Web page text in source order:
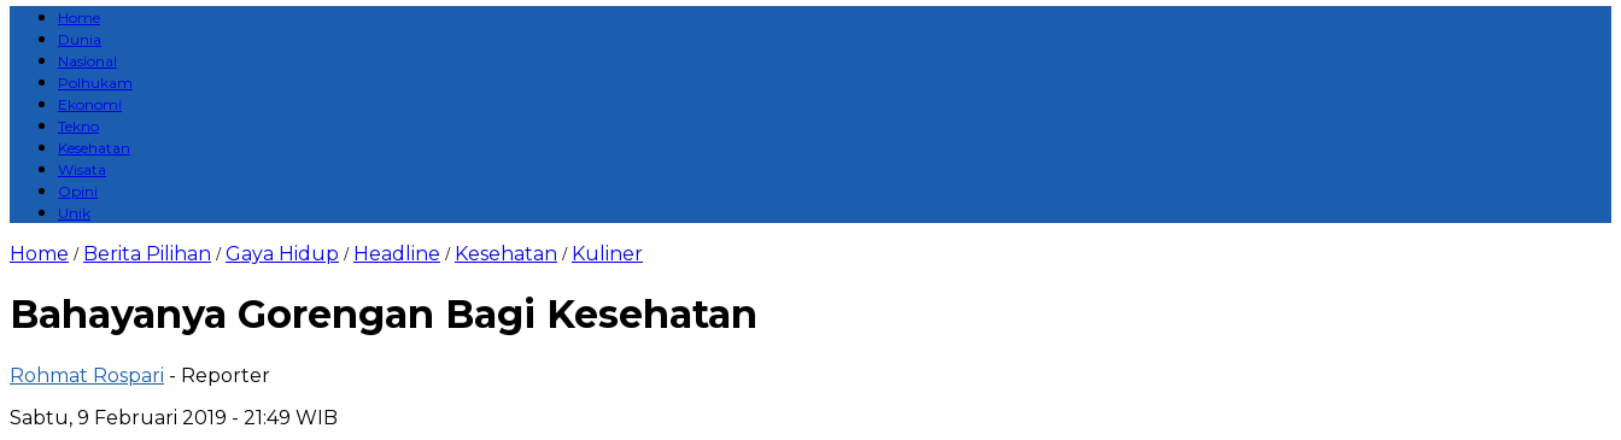
Home
Dunia
Nasional
Polhukam
Ekonomi
Tekno
Kesehatan
Wisata
Opini
Unik
Home / Berita Pilihan /Gaya Hidup / Headline / Kesehatan / Kuliner
Bahayanya Gorengan Bagi Kesehatan
Rohmat Rospari - Reporter
Sabtu, 9 Februari 2019 - 21:49 WIB